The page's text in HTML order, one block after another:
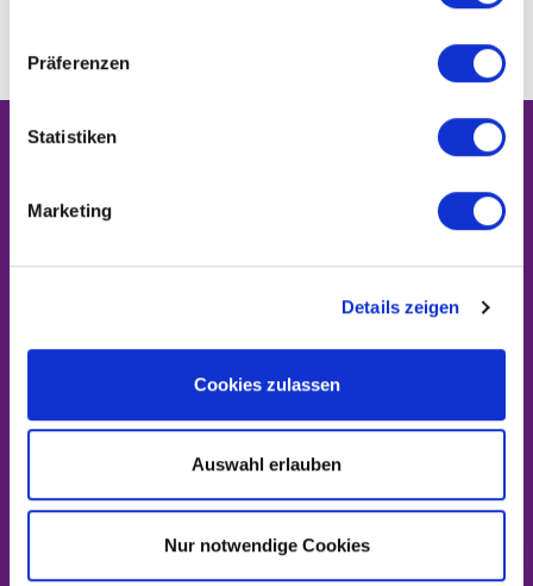
Präferenzen
Statistiken
Marketing
Details zeigen
Cookies zulassen
Auswahl erlauben
Nur notwendige Cookies
Dienstleistungen mit
unserem "RUNDUM-
Profitieren Sie von der langjährigen umfassenden
Erfahrung und der
Die Statistiken zeigen: Die Mehrheit der